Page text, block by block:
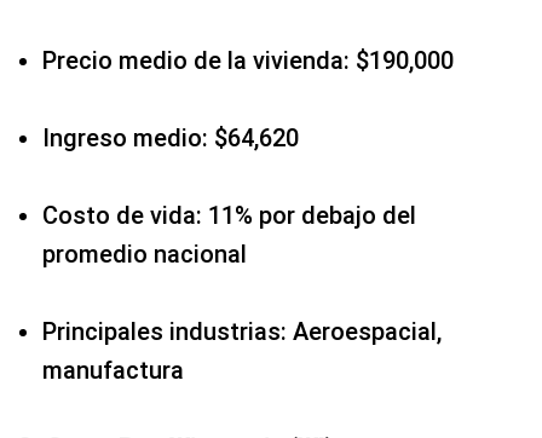
Precio medio de la vivienda: $190,000
Ingreso medio: $64,620
Costo de vida: 11% por debajo del
promedio nacional
Principales industrias: Aeroespacial,
manufactura